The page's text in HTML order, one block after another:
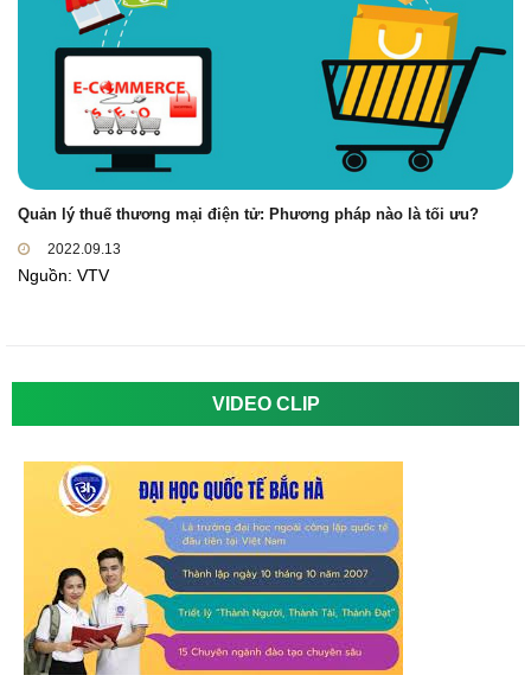
Quản lý thuế thương mại điện tử: Phương pháp nào là tối ưu?
2022.09.13
Nguồn: VTV
VIDEO CLIP